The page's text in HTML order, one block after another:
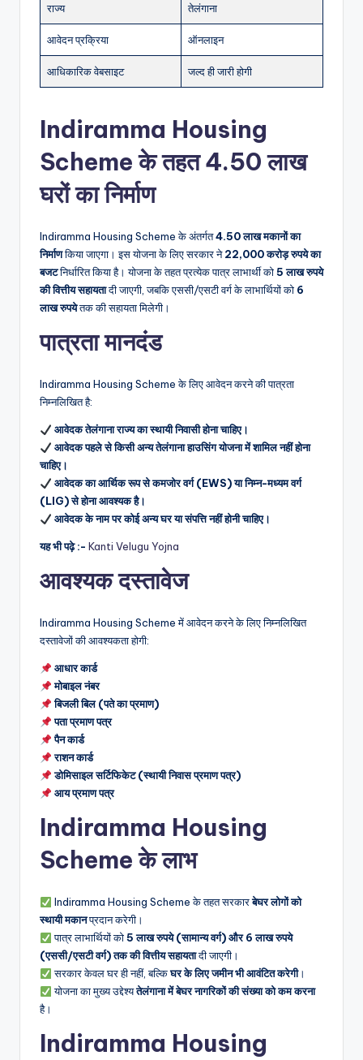
राज्य तेलंगाना
आवेदन प्रक्रिया ऑनलाइन
आधिकारिक वेबसाइट जल्द ही जारी होगी
Indiramma Housing
Scheme के तहत 4.50 लाख
घरों का निर्माण
Indiramma Housing Scheme के अंतर्गत4.50 लाख मकानों का
निर्माणकिया जाएगा। इस योजना के लिए सरकार ने22,000 करोड़ रुपये का
बजटनिर्धारित किया है। योजना के तहत प्रत्येक पात्र लाभार्थी को5 लाख रुपये
की वित्तीय सहायतादी जाएगी, जबकि एससी/एसटी वर्ग के लाभार्थियों को 6
लाख रुपयेतक की सहायता मिलेगी।
पात्रता मानदंड
Indiramma Housing Scheme के लिए आवेदन करने की पात्रता
निम्नलिखित है:
आवेदक तेलंगाना राज्य का स्थायी निवासी होना चाहिए।
आवेदक पहले से किसी अन्य तेलंगाना हाउसिंग योजना में शामिल नहीं होना
चाहिए।
आवेदक का आर्थिक रूप से कमजोर वर्ग (EWS) या निम्न-मध्यम वर्ग
(LIG) से होना आवश्यक है।
आवेदक के नाम पर कोई अन्य घर या संपत्ति नहीं होनी चाहिए।
यह भी पढ़े :- Kanti Velugu Yojna
आवश्यक दस्तावेज
Indiramma Housing Scheme में आवेदन करने के लिए निम्नलिखित
दस्तावेजों की आवश्यकता होगी:
आधार कार्ड
मोबाइल नंबर
बिजली बिल (पते का प्रमाण)
पता प्रमाण पत्र
पैन कार्ड
राशन कार्ड
डोमिसाइल सर्टिफिकेट (स्थायी निवास प्रमाण पत्र)
आय प्रमाण पत्र
Indiramma Housing
Scheme के लाभ
Indiramma Housing Scheme के तहत सरकारबेघर लोगों को
स्थायी मकानप्रदान करेगी।
पात्र लाभार्थियों को5 लाख रुपये (सामान्य वर्ग) और 6 लाख रुपये
(एससी/एसटी वर्ग) तक की वित्तीय सहायतादी जाएगी।
सरकार केवल घर ही नहीं, बल्किघर के लिए जमीन भी आवंटित करेगी।
योजना का मुख्य उद्देश्यतेलंगाना में बेघर नागरिकों की संख्या को कम करना
है।
Indiramma Housing